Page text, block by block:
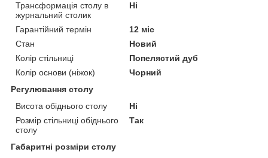
Трансформація столу в
журнальний столик
Ні
Гарантійний термін
12 міс
Стан
Новий
Колір стільниці
Попелястий дуб
Колір основи (ніжок)
Чорний
Регулювання столу
Висота обіднього столу
Ні
Розмір стільниці обіднього
столу
Так
Габаритні розміри столу